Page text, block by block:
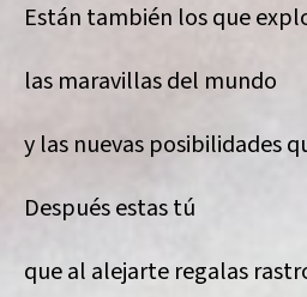
Están también los que
las maravillas del mundo
y las nuevas posibilidades
Después estas tú
que al alejarte regalas